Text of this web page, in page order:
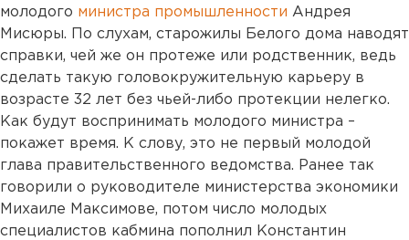
молодого министра промышленности Андрея
Мисюры. По слухам, старожилы Белого дома наводят
справки, чей же он протеже или родственник, ведь
сделать такую головокружительную карьеру в
возрасте 32 лет без чьей-либо протекции нелегко.
Как будут воспринимать молодого министра –
покажет время. К слову, это не первый молодой
глава правительственного ведомства. Ранее так
говорили о руководителе министерства экономики
Михаиле Максимове, потом число молодых
специалистов кабмина пополнил Константин